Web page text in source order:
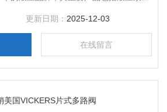
更新日期： 2025-12-03
在线留言